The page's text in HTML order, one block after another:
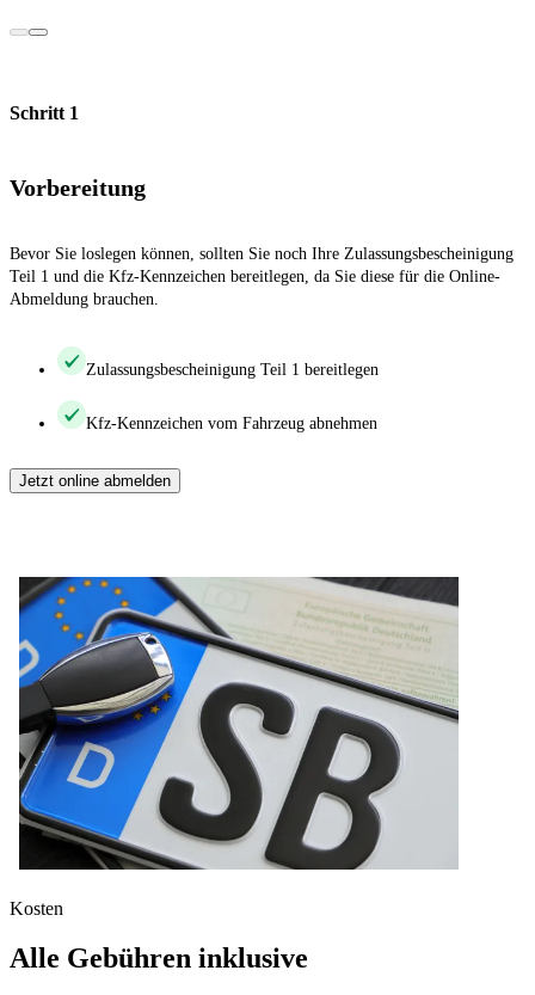
Schritt 1
Vorbereitung
Bevor Sie loslegen können, sollten Sie noch Ihre Zulassungsbescheinigung
Teil 1 und die Kfz-Kennzeichen bereitlegen, da Sie diese für die Online-
Abmeldung brauchen.
Zulassungsbescheinigung Teil 1 bereitlegen
Kfz-Kennzeichen vom Fahrzeug abnehmen
Jetzt online abmelden
Kosten
Alle Gebühren inklusive